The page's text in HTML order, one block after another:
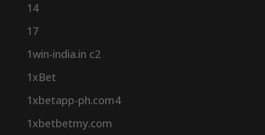
14
17
1win-india.in c2
1xBet
1xbetapp-ph.com4
1xbetbetmy.com